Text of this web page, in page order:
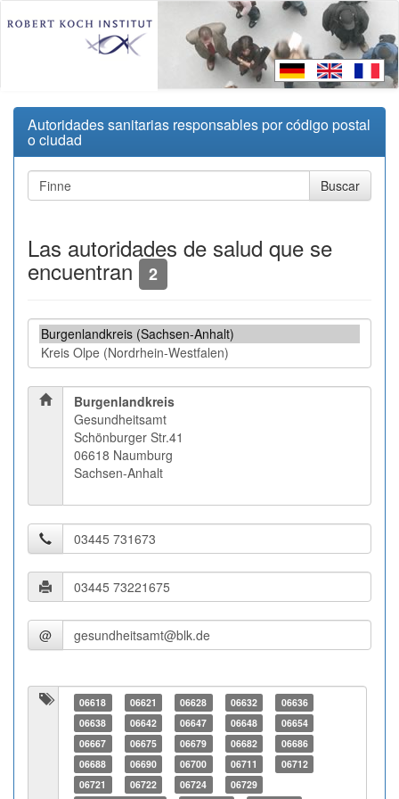
Autoridades sanitarias responsables por código postal
o ciudad
Las autoridades de salud que se
encuentran 2
Burgenlandkreis
Gesundheitsamt
Schönburger Str.41
06618 Naumburg
Sachsen-Anhalt
@
06618 06621 06628 06632
06636
06638
06642 06647 06648
06654
06667
06675 06679 06682
06686
06688
06690 06700 06711
06712
06721
06722 06724
06729